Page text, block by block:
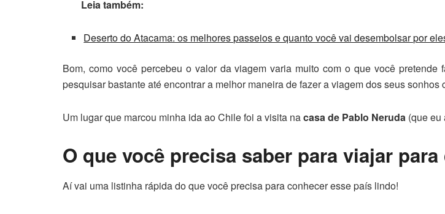
Leia também:
Deserto do Atacama: os melhores passeios e quanto você vai desembolsar por
Bom, como você percebeu o valor da viagem varia muito com o que você pretende
pesquisar bastante até encontrar a melhor maneira de fazer a viagem dos seus sonhos
Um lugar que marcou minha ida ao Chile foi a visita nacasa de Pablo Neruda (que eu
O que você precisa saber para viajar
Aí vai uma listinha rápida do que você precisa para conhecer esse país lindo!